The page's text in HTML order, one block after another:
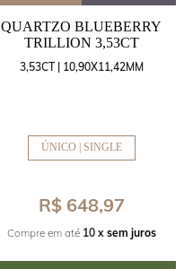
QUARTZO BLUEBERRY
TRILLION 3,53CT
3,53CT | 10,90X11,42MM
ÚNICO | SINGLE
R$ 648,97
Compre em até 10 x sem juros